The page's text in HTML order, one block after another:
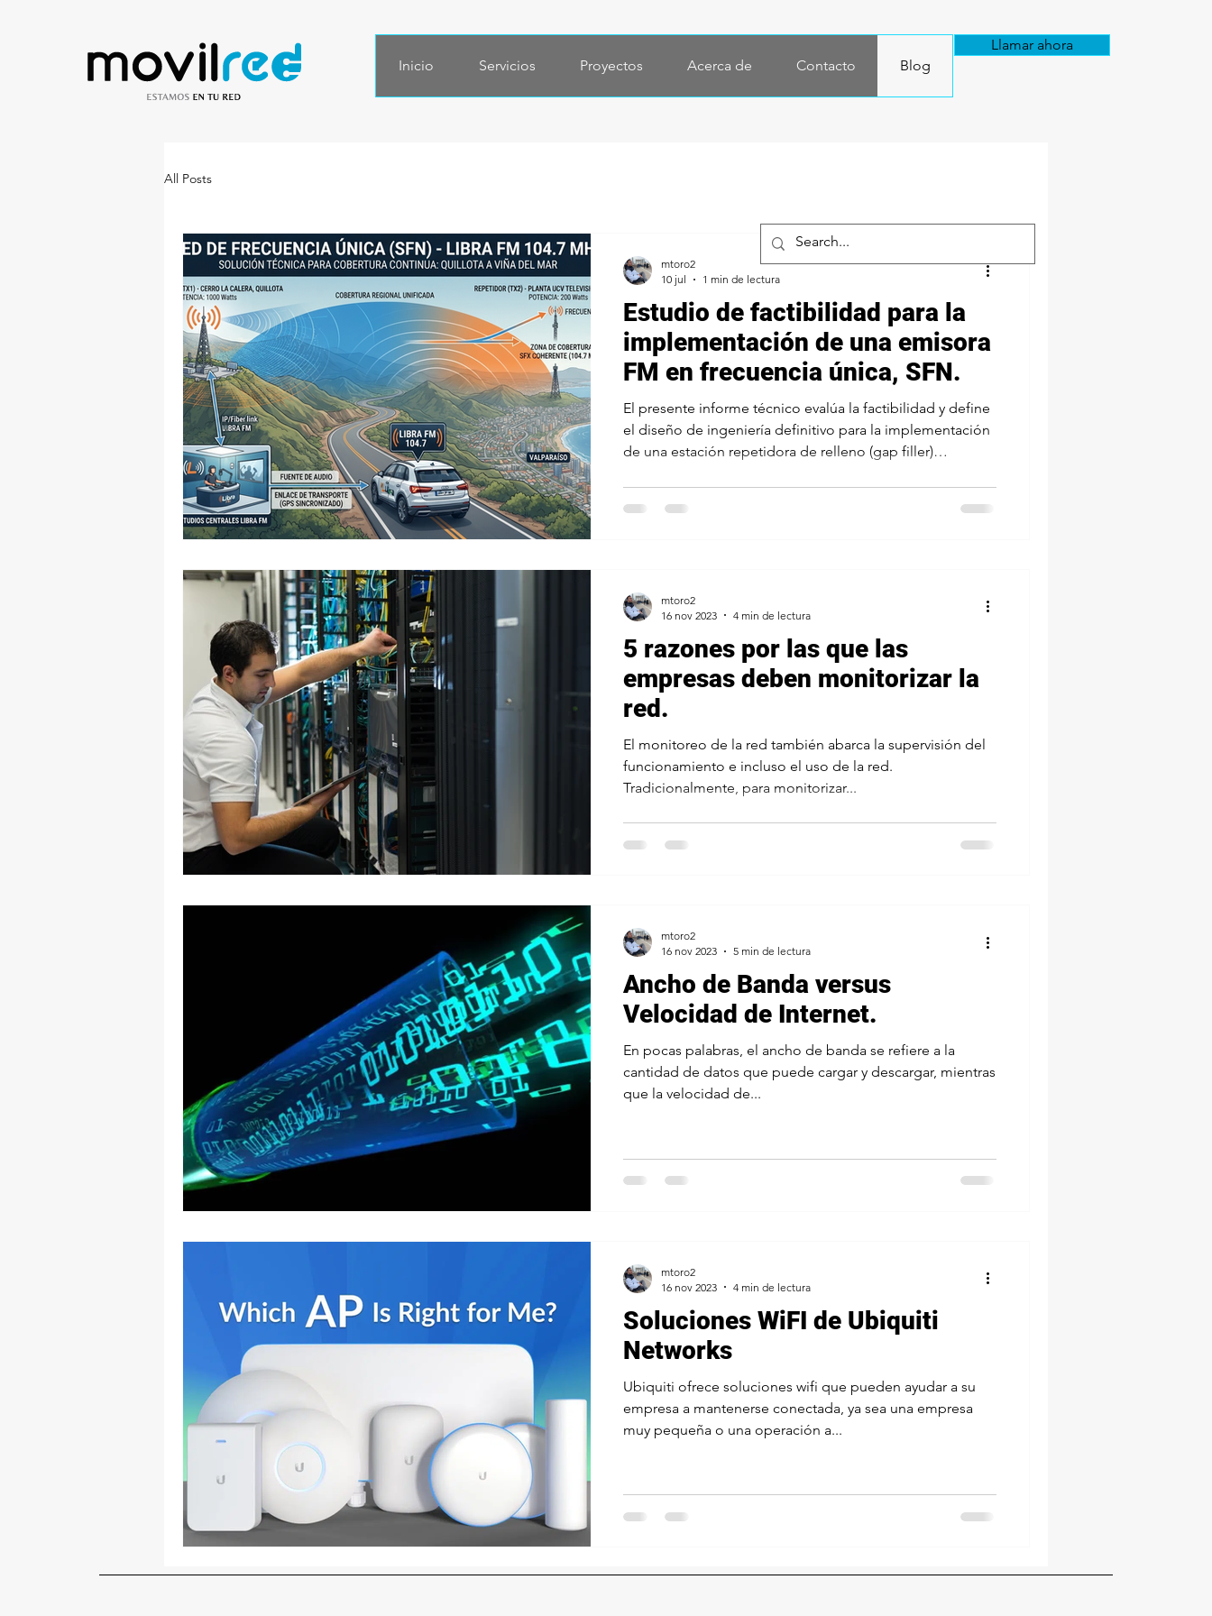
Inicio Servicios Proyectos Acerca de Contacto Blog
Llamar ahora
All Posts
Estudio de factibilidad para la
implementación de una emisora
FM en frecuencia única, SFN.
El presente informe técnico evalúa la factibilidad y define
el diseño de ingeniería definitivo para la implementación
de una estación repetidora de relleno (gap filler)
sistema es mitigar de forma permanente la severa zona de
mtoro2
10 jul
1 min de lectura
5 razones por las que las
empresas deben monitorizar la
red.
El monitoreo de la red también abarca la supervisión del
funcionamiento e incluso el uso de la red.
Tradicionalmente, para monitorizar...
mtoro2
16 nov 2023
4 min de lectura
Ancho de Banda versus
Velocidad de Internet.
En pocas palabras, el ancho de banda se refiere a la
cantidad de datos que puede cargar y descargar, mientras
que la velocidad de...
mtoro2
16 nov 2023
5 min de lectura
Soluciones WiFI de Ubiquiti
Networks
Ubiquiti ofrece soluciones wifi que pueden ayudar a su
empresa a mantenerse conectada, ya sea una empresa
muy pequeña o una operación a...
mtoro2
16 nov 2023
4 min de lectura